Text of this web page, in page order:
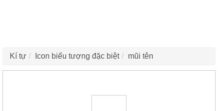
Kí tự Icon biểu tượng đặc biệt mũi tên